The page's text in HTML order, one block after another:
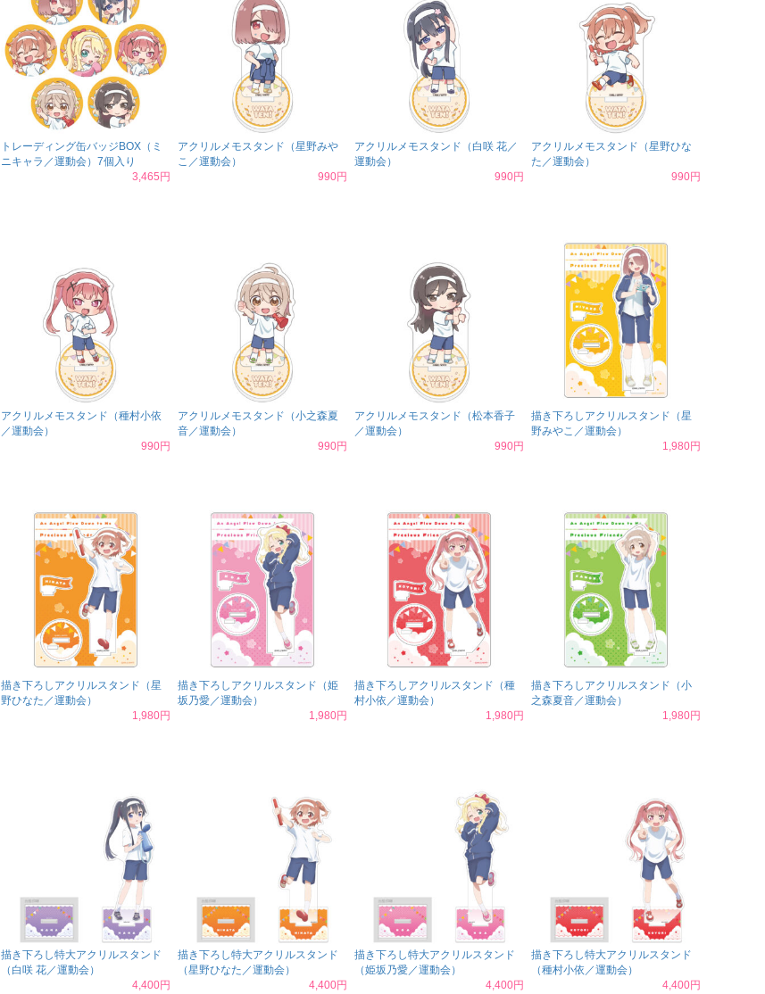
トレーディング缶バッジBOX（ミ
ニキャラ／運動会）7個入り
3,465円
アクリルメモスタンド（星野みや
こ／運動会）
990円
アクリルメモスタンド（白咲 花／
運動会）
990円
アクリルメモスタンド（星野ひな
た／運動会）
990円
アクリルメモスタンド（種村小依
／運動会）
990円
アクリルメモスタンド（小之森夏
音／運動会）
990円
アクリルメモスタンド（松本香子
／運動会）
990円
描き下ろしアクリルスタンド（星
野みやこ／運動会）
1,980円
描き下ろしアクリルスタンド（星
野ひなた／運動会）
1,980円
描き下ろしアクリルスタンド（姫
坂乃愛／運動会）
1,980円
描き下ろしアクリルスタンド（種
村小依／運動会）
1,980円
描き下ろしアクリルスタンド（小
之森夏音／運動会）
1,980円
描き下ろし特大アクリルスタンド
（白咲 花／運動会）
4,400円
描き下ろし特大アクリルスタンド
（星野ひなた／運動会）
4,400円
描き下ろし特大アクリルスタンド
（姫坂乃愛／運動会）
4,400円
描き下ろし特大アクリルスタンド
（種村小依／運動会）
4,400円